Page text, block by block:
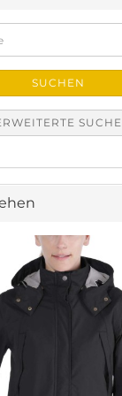
SUCHEN
SUCHE